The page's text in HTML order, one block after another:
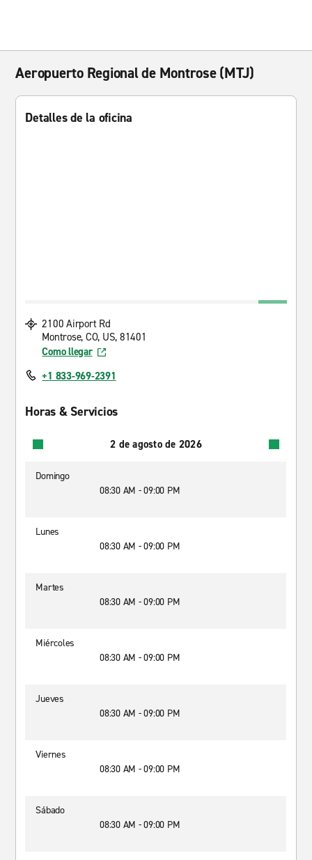
Aeropuerto Regional de Montrose (MTJ)
Detalles de la oficina
2100 Airport Rd
Montrose, CO, US, 81401
Como llegar
+1 833-969-2391
Horas & Servicios
2 de agosto de 2026
Domingo
08:30 AM - 09:00 PM
Lunes
08:30 AM - 09:00 PM
Martes
08:30 AM - 09:00 PM
Miércoles
08:30 AM - 09:00 PM
Jueves
08:30 AM - 09:00 PM
Viernes
08:30 AM - 09:00 PM
Sábado
08:30 AM - 09:00 PM